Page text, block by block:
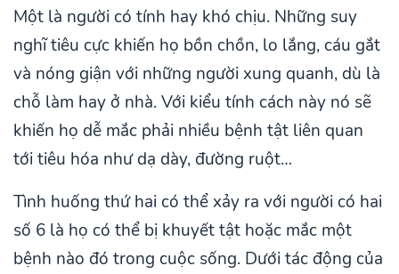
Một là người có tính hay khó chịu. Những suy
nghĩ tiêu cực khiến họ bồn chồn, lo lắng, cáu gắt
và nóng giận với những người xung quanh, dù là
chỗ làm hay ở nhà. Với kiểu tính cách này nó sẽ
khiến họ dễ mắc phải nhiều bệnh tật liên quan
tới tiêu hóa như dạ dày, đường ruột…
Tình huống thứ hai có thể xảy ra với người có hai
số 6 là họ có thể bị khuyết tật hoặc mắc một
bệnh nào đó trong cuộc sống. Dưới tác động của